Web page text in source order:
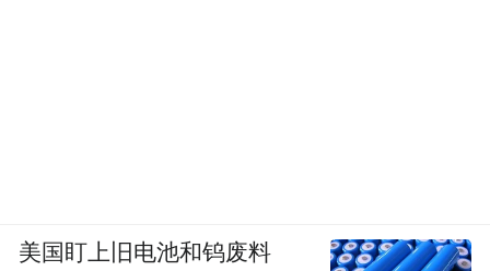
美国盯上旧电池和钨废料